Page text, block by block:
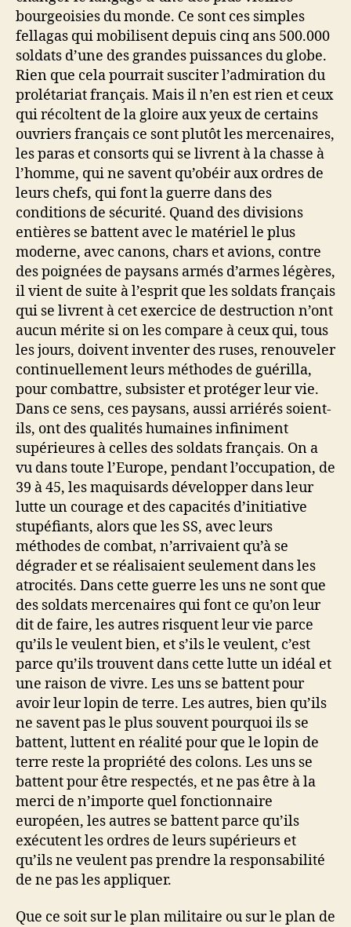
bourgeoisies du monde. Ce sont ces simples
fellagas qui mobilisent depuis cinq ans 500.000
soldats d’une des grandes puissances du globe.
Rien que cela pourrait susciter l’admiration du
prolétariat français. Mais il n’en est rien et ceux
qui récoltent de la gloire aux yeux de certains
ouvriers français ce sont plutôt les mercenaires,
les paras et consorts qui se livrent à la chasse à
l’homme, qui ne savent qu’obéir aux ordres de
leurs chefs, qui font la guerre dans des
conditions de sécurité. Quand des divisions
entières se battent avec le matériel le plus
moderne, avec canons, chars et avions, contre
des poignées de paysans armés d’armes légères,
il vient de suite à l’esprit que les soldats français
qui se livrent à cet exercice de destruction n’ont
aucun mérite si on les compare à ceux qui, tous
les jours, doivent inventer des ruses, renouveler
continuellement leurs méthodes de guérilla,
pour combattre, subsister et protéger leur vie.
Dans ce sens, ces paysans, aussi arriérés soient-
ils, ont des qualités humaines infiniment
supérieures à celles des soldats français. On a
vu dans toute l’Europe, pendant l’occupation, de
39 à 45, les maquisards développer dans leur
lutte un courage et des capacités d’initiative
stupéfiants, alors que les SS, avec leurs
méthodes de combat, n’arrivaient qu’à se
dégrader et se réalisaient seulement dans les
atrocités. Dans cette guerre les uns ne sont que
des soldats mercenaires qui font ce qu’on leur
dit de faire, les autres risquent leur vie parce
qu’ils le veulent bien, et s’ils le veulent, c’est
parce qu’ils trouvent dans cette lutte un idéal et
une raison de vivre. Les uns se battent pour
avoir leur lopin de terre. Les autres, bien qu’ils
ne savent pas le plus souvent pourquoi ils se
battent, luttent en réalité pour que le lopin de
terre reste la propriété des colons. Les uns se
battent pour être respectés, et ne pas être à la
merci de n’importe quel fonctionnaire
européen, les autres se battent parce qu’ils
exécutent les ordres de leurs supérieurs et
qu’ils ne veulent pas prendre la responsabilité
de ne pas les appliquer.
Que ce soit sur le plan militaire ou sur le plan de